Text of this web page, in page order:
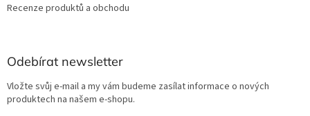
Recenze produktů a obchodu
Odebírat newsletter
Vložte svůj e-mail a my vám budeme zasílat informace o nových
produktech na našem e-shopu.